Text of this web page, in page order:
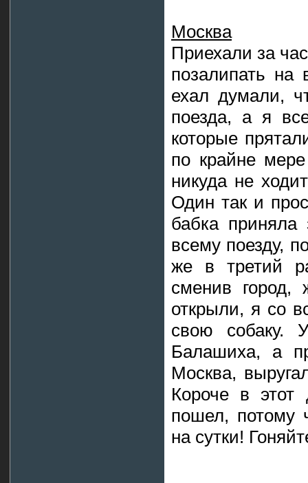
Москва
Приехали за
позалипать на
ехал думали,
поезда, а я
которые
по крайне
никуда не
Один так и
бабка
всему поезду,
же в третий
сменив город,
открыли, я со
свою собаку.
Балашиха, а
Москва,
Короче в
пошел, потому
на сутки!